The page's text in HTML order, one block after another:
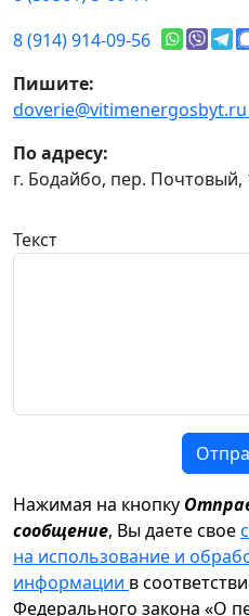
8 (914) 914-09-56
Пишите:
doverie@vitimenergosbyt.ru
По адресу:
г. Бодайбо, пер. Почтовый,
Текст
Нажимая на кнопку
сообщение, Вы даете свое
на использование и
информации в
Федерального закона «О